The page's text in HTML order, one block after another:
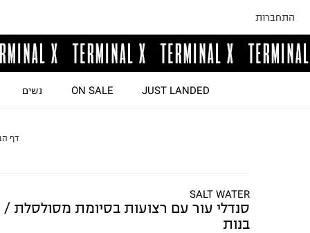
התחברות
JUST LANDED
ON SALE נשים
דף
SALT WATER
סנדלי עור עם רצועות בסיומת מסולסלת /
בנות